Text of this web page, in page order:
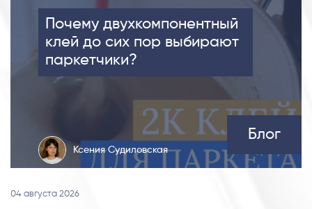
Почему двухкомпонентный
клей до сих пор выбирают
паркетчики?
Ксения Судиловская
Блог
04 августа 2026